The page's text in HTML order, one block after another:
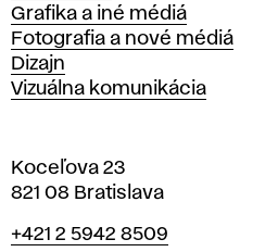
Grafika a iné médiá
Fotografia a nové médiá
Dizajn
Vizuálna komunikácia
Koceľova 23
821 08 Bratislava
Telefón
+421 2 5942 8509